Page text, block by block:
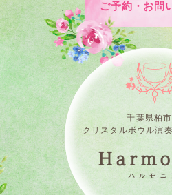
ご予約・お問
千葉県柏
クリスタルボウル演
ハルモニ